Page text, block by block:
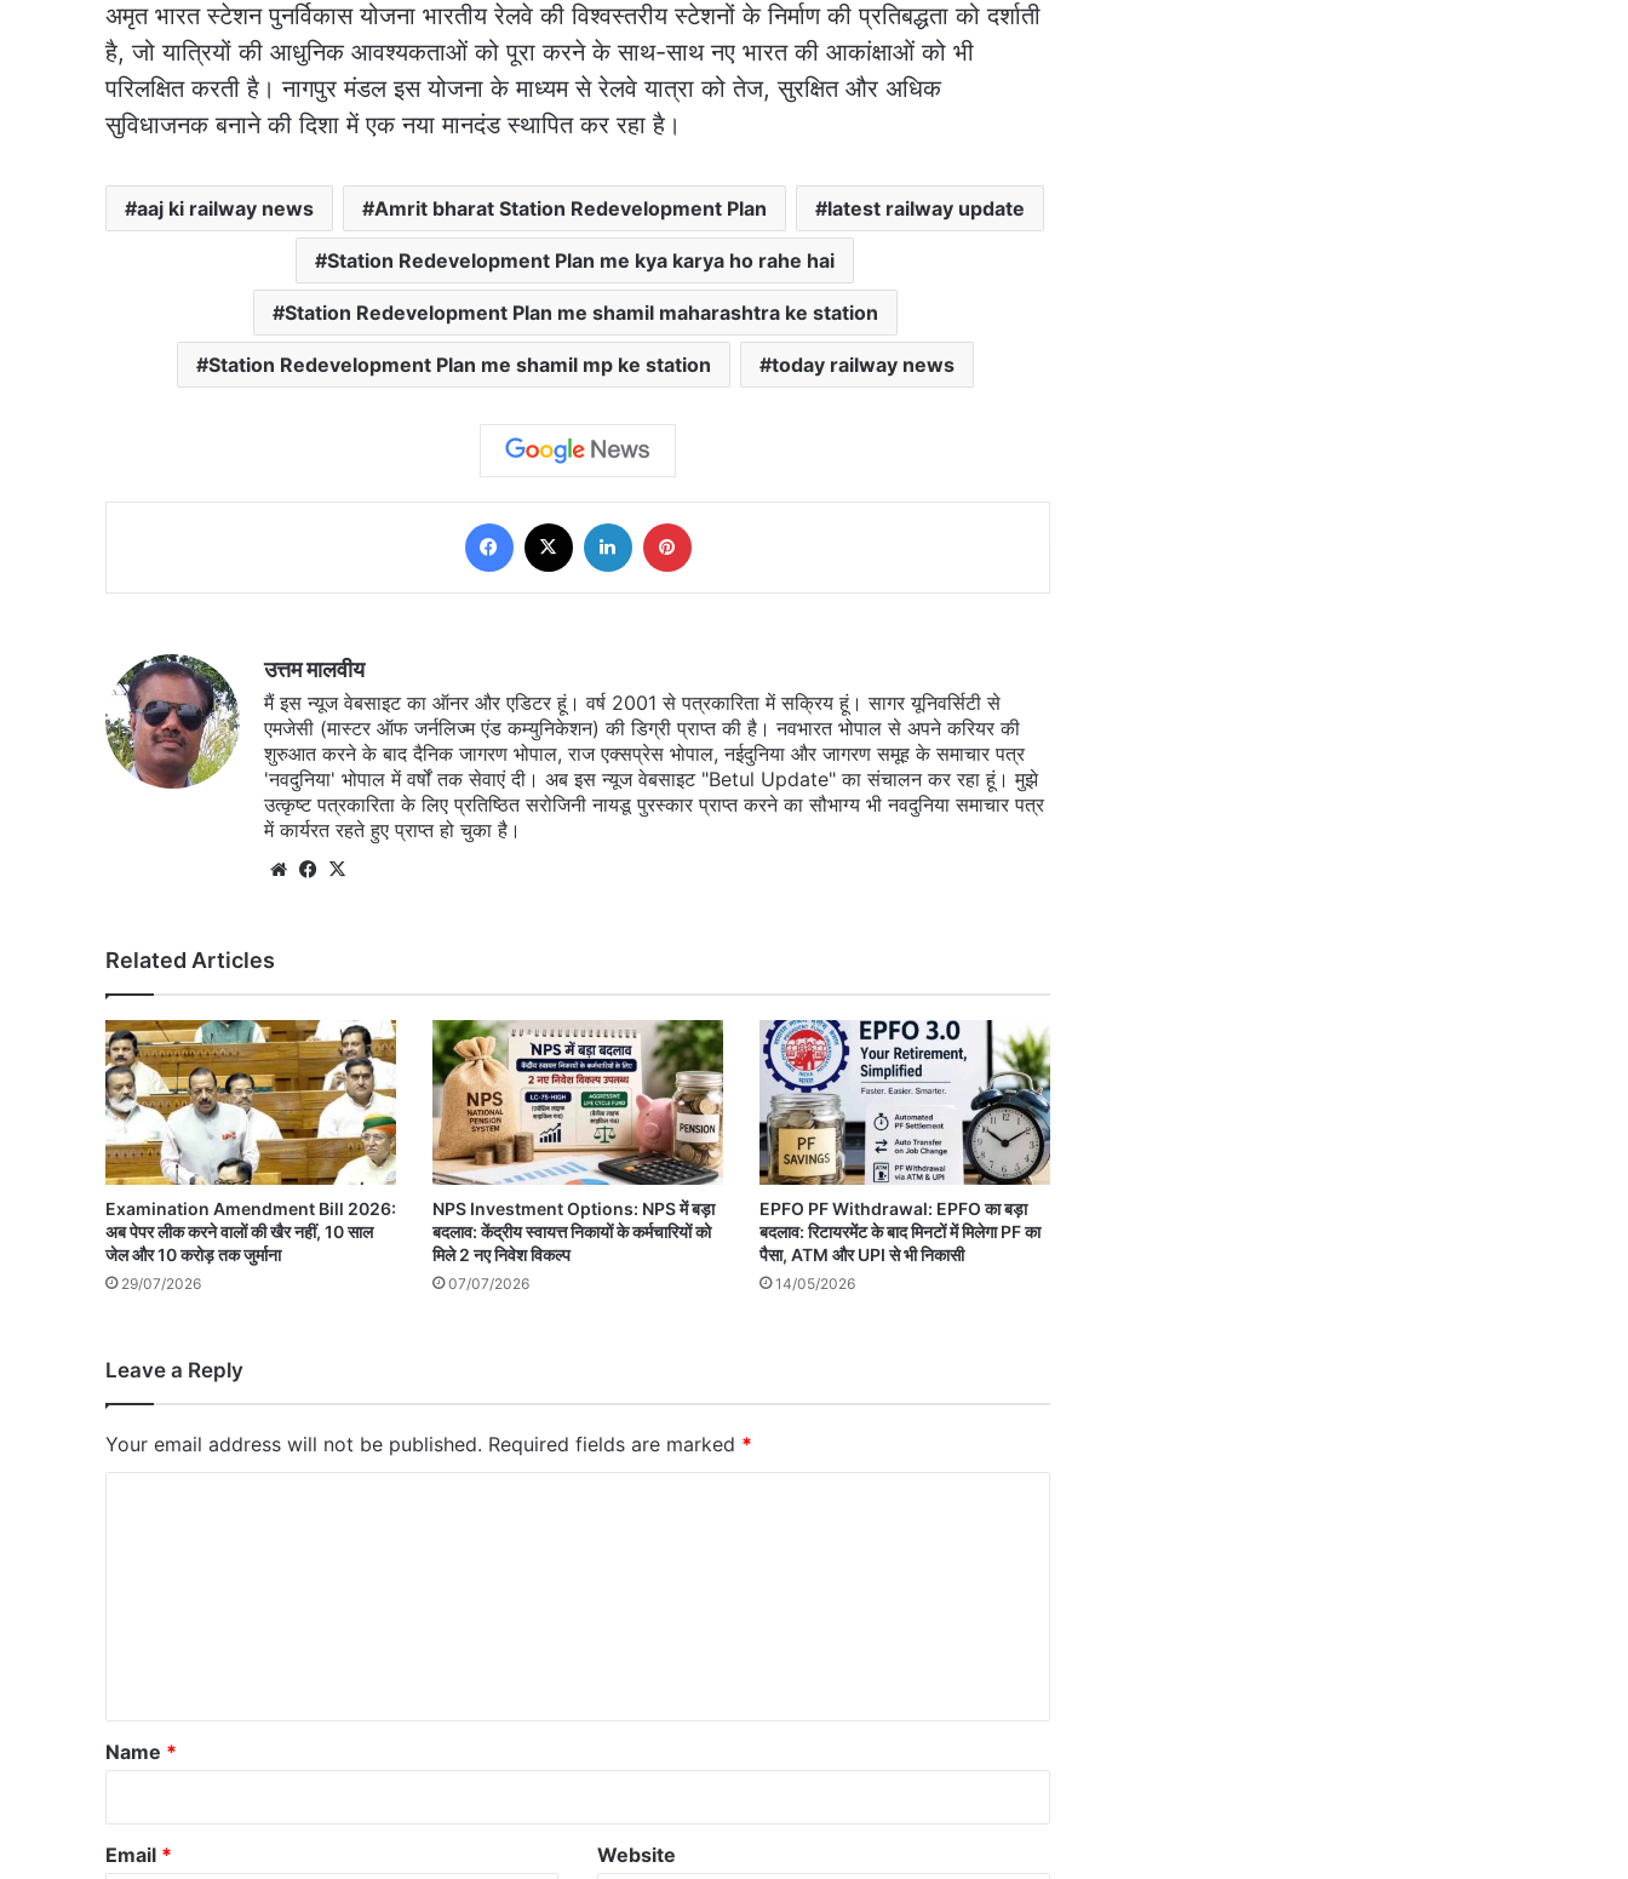
अमृत भारत स्टेशन पुनर्विकास योजना भारतीय रेलवे की विश्वस्तरीय स्टेशनों के निर्माण की प्रतिबद्धता को दर्शाती
है, जो यात्रियों की आधुनिक आवश्यकताओं को पूरा करने के साथ-साथ नए भारत की आकांक्षाओं को भी
परिलक्षित करती है। नागपुर मंडल इस योजना के माध्यम से रेलवे यात्रा को तेज, सुरक्षित और अधिक
सुविधाजनक बनाने की दिशा में एक नया मानदंड स्थापित कर रहा है।
aaj ki railway news Amrit bharat Station Redevelopment Plan latest railway update
Station Redevelopment Plan me kya karya ho rahe hai
Station Redevelopment Plan me shamil maharashtra ke station
Station Redevelopment Plan me shamil mp ke station today railway news
Facebook LinkedIn
उत्तम मालवीय
मैं इस न्यूज वेबसाइट का ऑनर और एडिटर हूं। वर्ष 2001 से पत्रकारिता में सक्रिय हूं। सागर यूनिवर्सिटी से
एमजेसी (मास्टर ऑफ जर्नलिज्म एंड कम्युनिकेशन) की डिग्री प्राप्त की है। नवभारत भोपाल से अपने करियर की
शुरुआत करने के बाद दैनिक जागरण भोपाल, राज एक्सप्रेस भोपाल, नईदुनिया और जागरण समूह के समाचार पत्र
'नवदुनिया' भोपाल में वर्षों तक सेवाएं दी। अब इस न्यूज वेबसाइट "Betul Update" का संचालन कर रहा हूं। मुझे
उत्कृष्ट पत्रकारिता के लिए प्रतिष्ठित सरोजिनी नायडू पुरस्कार प्राप्त करने का सौभाग्य भी नवदुनिया समाचार पत्र
में कार्यरत रहते हुए प्राप्त हो चुका है।
WebsiteFacebook
Related Articles
Examination Amendment Bill 2026:
अब पेपर लीक करने वालों की खैर नहीं, 10 साल
जेल और 10 करोड़ तक जुर्माना
29/07/2026
NPS Investment Options: NPS में बड़ा
बदलाव: केंद्रीय स्वायत्त निकायों के कर्मचारियों को
मिले 2 नए निवेश विकल्प
07/07/2026
EPFO PF Withdrawal: EPFO का बड़ा
बदलाव: रिटायरमेंट के बाद मिनटों में मिलेगा PF का
पैसा, ATM और UPI से भी निकासी
14/05/2026
Leave a Reply
Your email address will not be published. Required fields are marked *
*
Name *
Email * Website